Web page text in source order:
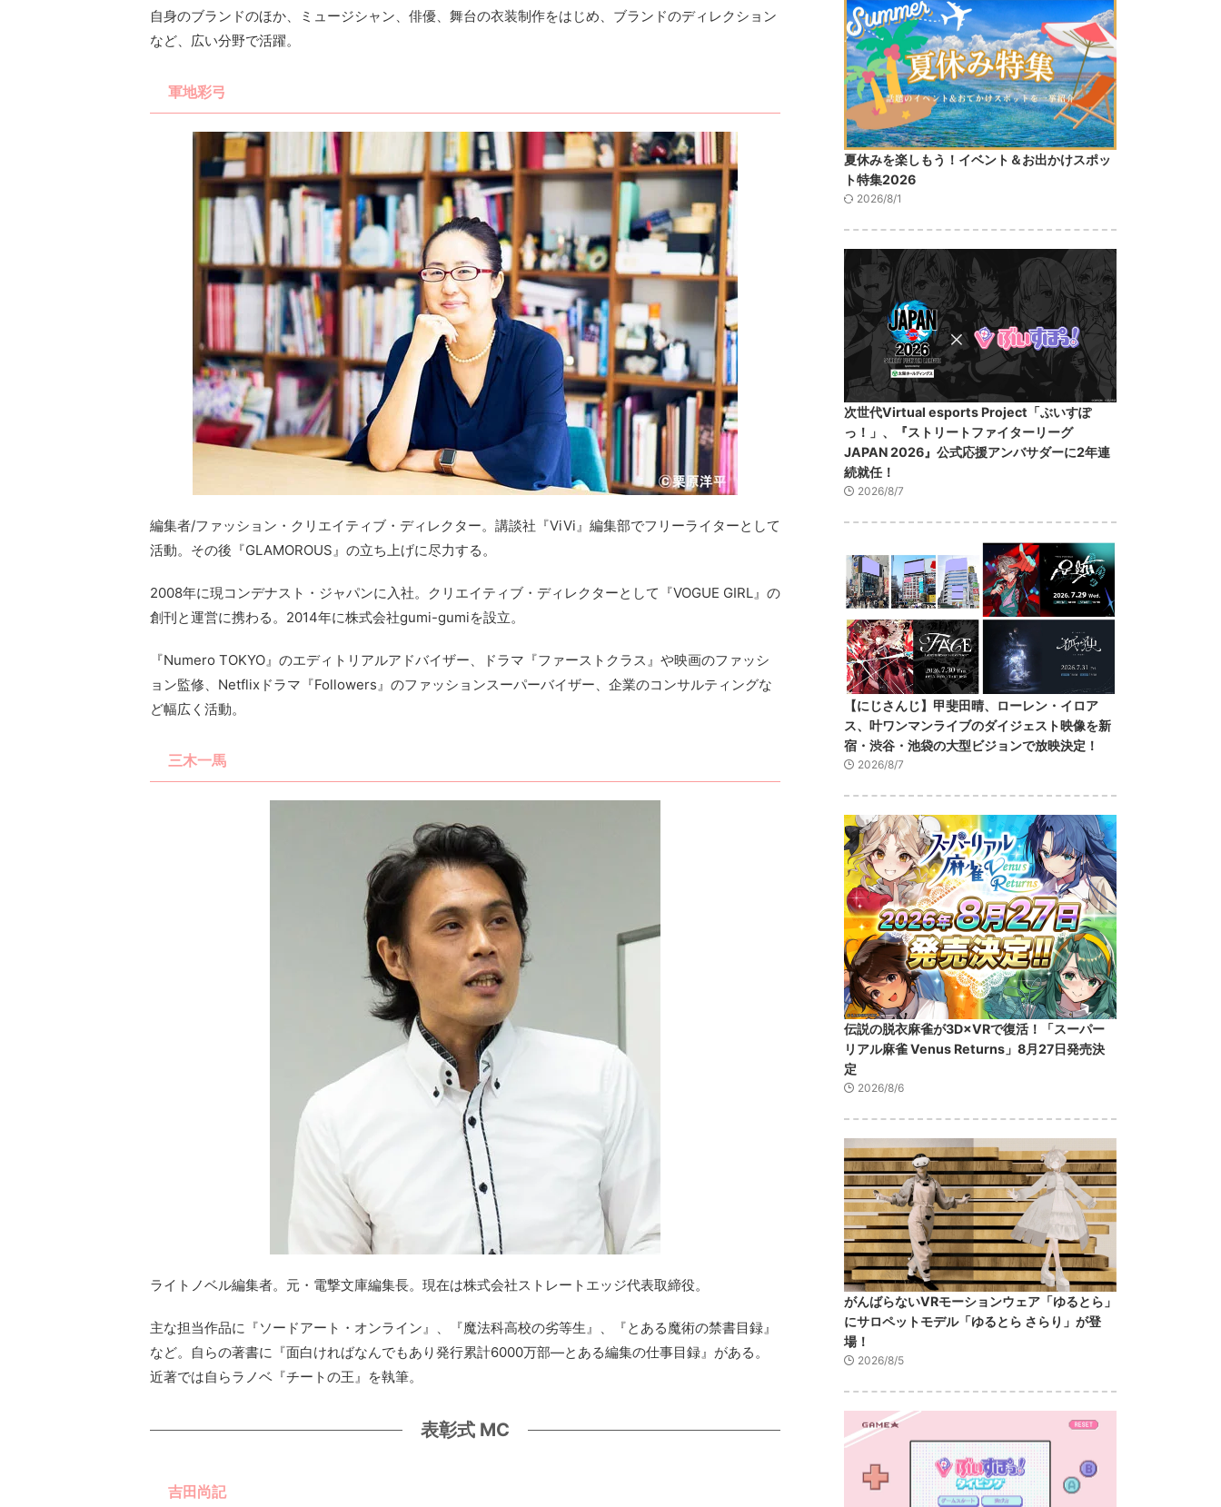
自身のブランドのほか、ミュージシャン、俳優、舞台の衣装制作をはじめ、ブランドのディレクション
など、広い分野で活躍。
軍地彩弓
編集者/ファッション・クリエイティブ・ディレクター。講談社『ViVi』編集部でフリーライターとして
活動。その後『GLAMOROUS』の立ち上げに尽力する。
2008年に現コンデナスト・ジャパンに入社。クリエイティブ・ディレクターとして『VOGUE GIRL』の
創刊と運営に携わる。2014年に株式会社gumi-gumiを設立。
『Numero TOKYO』のエディトリアルアドバイザー、ドラマ『ファーストクラス』や映画のファッシ
ョン監修、Netflixドラマ『Followers』のファッションスーパーバイザー、企業のコンサルティングな
ど幅広く活動。
三木一馬
ライトノベル編集者。元・電撃文庫編集長。現在は株式会社ストレートエッジ代表取締役。
主な担当作品に『ソードアート・オンライン』、『魔法科高校の劣等生』、『とある魔術の禁書目録』
など。自らの著書に『面白ければなんでもあり発行累計6000万部―とある編集の仕事目録』がある。
近著では自らラノベ『チートの王』を執筆。
表彰式 MC
吉田尚記
夏休みを楽しもう！イベント＆お出かけスポッ
ト特集2026
2026/8/1
次世代Virtual esports Project「ぶいすぽ
っ！」、『ストリートファイターリーグ
JAPAN 2026』公式応援アンバサダーに2年連
続就任！
2026/8/7
【にじさんじ】甲斐田晴、ローレン・イロア
ス、叶ワンマンライブのダイジェスト映像を新
宿・渋谷・池袋の大型ビジョンで放映決定！
2026/8/7
伝説の脱衣麻雀が3D×VRで復活！「スーパー
リアル麻雀 Venus Returns」8月27日発売決
定
2026/8/6
がんばらないVRモーションウェア「ゆるとら」
にサロペットモデル「ゆるとら さらり」が登
場！
2026/8/5